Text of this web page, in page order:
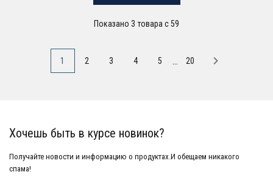
Показано 3 товара с 59
1 2 3 4 5 ... 20
Хочешь быть в курсе новинок?
Получайте новости и информацию о продуктах.И обещаем никакого
спама!